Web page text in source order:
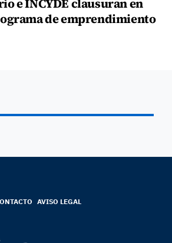
e INCYDE clausuran en
de emprendimiento
AVISO LEGAL